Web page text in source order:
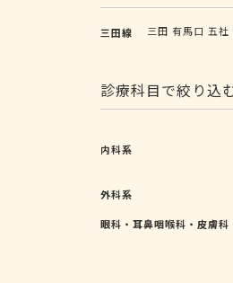
三田線 三田 有馬口 五社
診療科目で絞り込
内科系
外科系
眼科・耳鼻咽喉科・皮膚